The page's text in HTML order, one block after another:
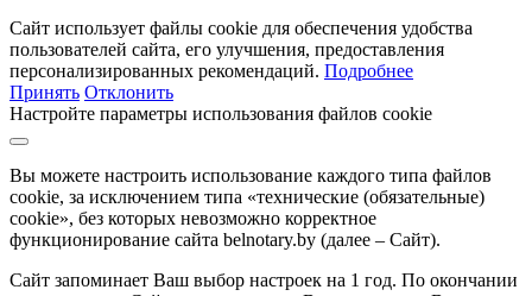
Сайт использует файлы cookie для обеспечения удобства
пользователей сайта, его улучшения, предоставления
персонализированных рекомендаций. Подробнее
Принять Отклонить
Настройте параметры использования файлов cookie
Вы можете настроить использование каждого типа файлов
cookie, за исключением типа «технические (обязательные)
cookie», без которых невозможно корректное
функционирование сайта belnotary.by (далее – Сайт).
Сайт запоминает Ваш выбор настроек на 1 год. По окончании